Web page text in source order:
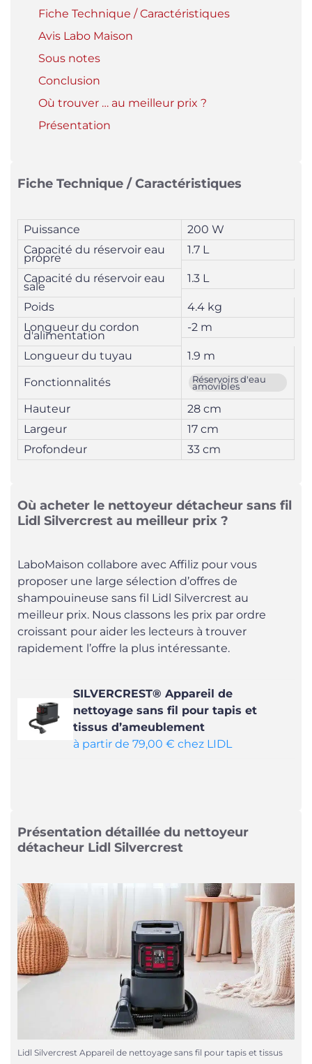
Fiche Technique / Caractéristiques
Avis Labo Maison
Sous notes
Conclusion
Où trouver … au meilleur prix ?
Présentation
Fiche Technique / Caractéristiques
Puissance
200 W
Capacité du réservoir eau
propre
1.7 L
Capacité du réservoir eau
sale
1.3 L
Poids
4.4 kg
Longueur du cordon
d'alimentation
-2 m
Longueur du tuyau
1.9 m
Fonctionnalités
Réservoirs d'eau
amovibles
Hauteur
28 cm
Largeur
17 cm
Profondeur
33 cm
Où acheter le nettoyeur détacheur sans fil
Lidl Silvercrest au meilleur prix ?
LaboMaison collabore avec Affiliz pour vous
proposer une large sélection d’offres de
shampouineuse sans fil Lidl Silvercrest au
meilleur prix. Nous classons les prix par ordre
croissant pour aider les lecteurs à trouver
rapidement l’offre la plus intéressante.
SILVERCREST® Appareil de
nettoyage sans fil pour tapis et
tissus d’ameublement
à partir de 79,00 € chez LIDL
Présentation détaillée du nettoyeur
détacheur Lidl Silvercrest
Lidl Silvercrest Appareil de nettoyage sans fil pour tapis et tissus